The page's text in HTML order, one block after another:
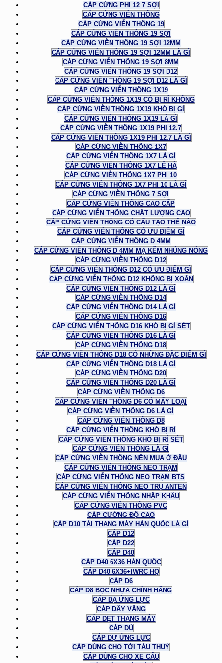
CÁP CỨNG PHI 12 7 SỢI
CÁP CỨNG VIỄN THÔNG
CÁP CỨNG VIỄN THÔNG 19
CÁP CỨNG VIỄN THÔNG 19 SỢI
CÁP CỨNG VIỄN THÔNG 19 SỢI 12MM
CÁP CỨNG VIỄN THÔNG 19 SỢI 12MM LÀ GÌ
CÁP CỨNG VIỄN THÔNG 19 SỢI 8MM
CÁP CỨNG VIỄN THÔNG 19 SỢI D12
CÁP CỨNG VIỄN THÔNG 19 SỢI D12 LÀ GÌ
CÁP CỨNG VIỄN THÔNG 1X19
CÁP CỨNG VIỄN THÔNG 1X19 CÓ BỊ RỈ KHÔNG
CÁP CỨNG VIỄN THÔNG 1X19 KHÓ BỊ GỈ
CÁP CỨNG VIỄN THÔNG 1X19 LÀ GÌ
CÁP CỨNG VIỄN THÔNG 1X19 PHI 12.7
CÁP CỨNG VIỄN THÔNG 1X19 PHI 12.7 LÀ GÌ
CÁP CỨNG VIỄN THÔNG 1X7
CÁP CỨNG VIỄN THÔNG 1X7 LÀ GÌ
CÁP CỨNG VIỄN THÔNG 1X7 LÊ HÀ
CÁP CỨNG VIỄN THÔNG 1X7 PHI 10
CÁP CỨNG VIỄN THÔNG 1X7 PHI 10 LÀ GÌ
CÁP CỨNG VIỄN THÔNG 7 SỢI
CÁP CỨNG VIỄN THÔNG CAO CẤP
CÁP CỨNG VIỄN THÔNG CHẤT LƯỢNG CAO
CÁP CỨNG VIỄN THÔNG CÓ CẤU TẠO THẾ NÀO
CÁP CỨNG VIỄN THÔNG CÓ ƯU ĐIỂM GÌ
CÁP CỨNG VIỄN THÔNG D 4MM
CÁP CỨNG VIỄN THÔNG D 4MM MẠ KẼM NHÚNG NÓNG
CÁP CỨNG VIỄN THÔNG D12
CÁP CỨNG VIỄN THÔNG D12 CÓ ƯU ĐIỂM GÌ
CÁP CỨNG VIỄN THÔNG D12 KHÔNG BỊ XOẮN
CÁP CỨNG VIỄN THÔNG D12 LÀ GÌ
CÁP CỨNG VIỄN THÔNG D14
CÁP CỨNG VIỄN THÔNG D14 LÀ GÌ
CÁP CỨNG VIỄN THÔNG D16
CÁP CỨNG VIỄN THÔNG D16 KHÓ BỊ GỈ SÉT
CÁP CỨNG VIỄN THÔNG D16 LÀ GÌ
CÁP CỨNG VIỄN THÔNG D18
CÁP CỨNG VIỄN THÔNG D18 CÓ NHỮNG ĐẶC ĐIỂM GÌ
CÁP CỨNG VIỄN THÔNG D18 LÀ GÌ
CÁP CỨNG VIỄN THÔNG D20
CÁP CỨNG VIỄN THÔNG D20 LÀ GÌ
CÁP CỨNG VIỄN THÔNG D6
CÁP CỨNG VIỄN THÔNG D6 CÓ MẤY LOẠI
CÁP CỨNG VIỄN THÔNG D6 LÀ GÌ
CÁP CỨNG VIỄN THÔNG D8
CÁP CỨNG VIỄN THÔNG KHÓ BỊ RỈ
CÁP CỨNG VIỄN THÔNG KHÓ BỊ RỈ SÉT
CÁP CỨNG VIỄN THÔNG LÀ GÌ
CÁP CỨNG VIỄN THÔNG NÊN MUA Ở ĐÂU
CÁP CỨNG VIỄN THÔNG NEO TRẠM
CÁP CỨNG VIỄN THÔNG NEO TRẠM BTS
CÁP CỨNG VIỄN THÔNG NEO TRỤ ANTEN
CÁP CỨNG VIỄN THÔNG NHẬP KHẨU
CÁP CỨNG VIỄN THÔNG PVC
CÁP CƯỜNG ĐỘ CAO
CÁP D10 TẢI THANG MÁY HÀN QUỐC LÀ GÌ
CÁP D12
CÁP D22
CÁP D40
CÁP D40 6X36 HÀN QUỐC
CÁP D40 6X36+IWRC HQ
CÁP D6
CÁP D8 BỌC NHỰA CHÍNH HÃNG
CÁP DẠ ỨNG LỰC
CÁP DÂY VĂNG
CÁP DẸT THANG MÁY
CÁP DÙ
CÁP DỰ ỨNG LỰC
CÁP DÙNG CHO TỜI TÀU THUỶ
CÁP DÙNG CHO XE CẨU